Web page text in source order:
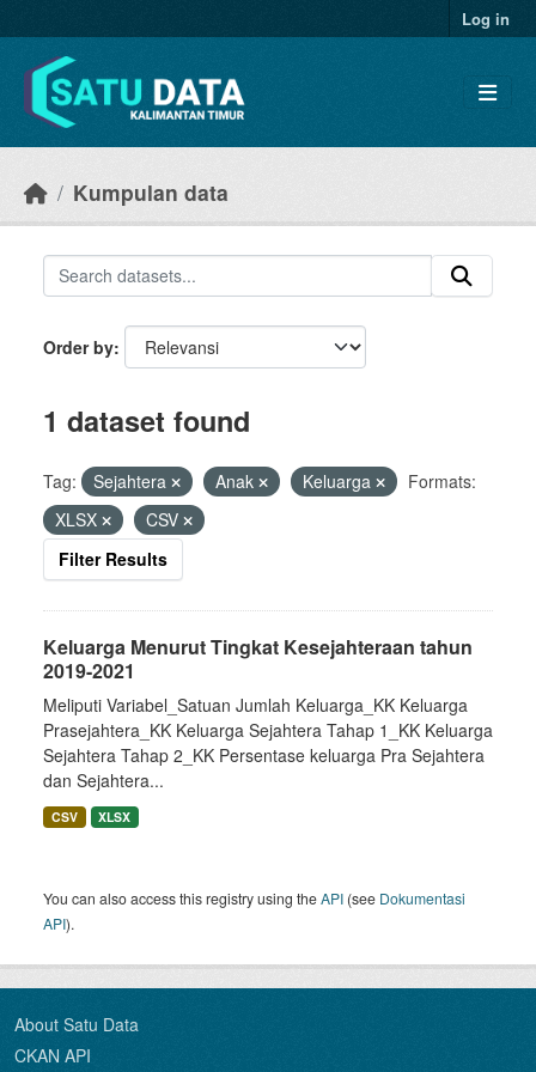
Log in
Kumpulan data
Order by
1 dataset found
Tag: Sejahtera Anak Keluarga
Formats:
XLSX
CSV
Filter Results
Keluarga Menurut Tingkat Kesejahteraan tahun
2019-2021
Meliputi Variabel_Satuan Jumlah Keluarga_KK Keluarga
Prasejahtera_KK Keluarga Sejahtera Tahap 1_KK Keluarga
Sejahtera Tahap 2_KK Persentase keluarga Pra Sejahtera
dan Sejahtera...
CSV XLSX
You can also access this registry using theAPI (see Dokumentasi
API).
About Satu Data
CKAN API